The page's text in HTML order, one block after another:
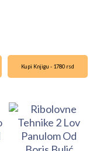
Kupi Knjigu - 1780 rsd